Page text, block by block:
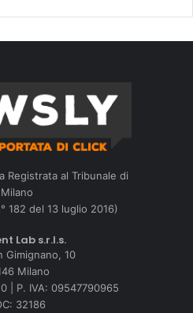
Registrata al Tribunale di
Milano
182 del 13 luglio 2016)
Lab s.r.l.s.
Gimignano, 10
Milano
| P. IVA: 09547790965
32186